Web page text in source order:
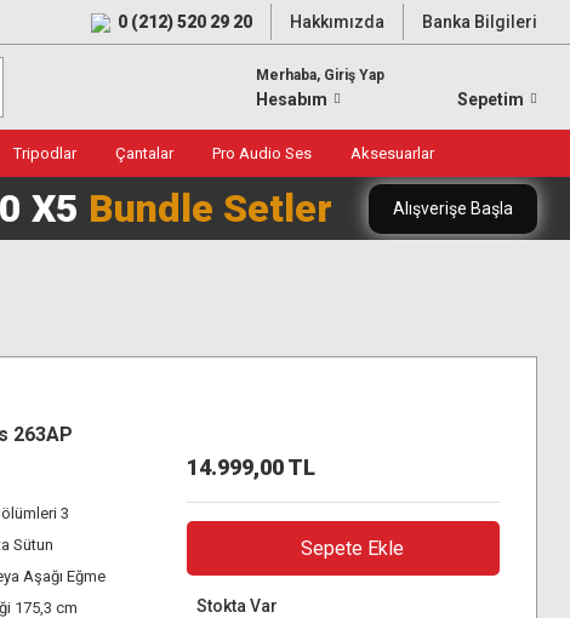
0 (212) 520 29 20 Hakkımızda Banka Bilgileri
Merhaba, Giriş Yap
Hesabım Sepetim
Tripodlar Çantalar Pro Audio Ses Aksesuarlar
X5 Bundle Setler Alışverişe Başla
263AP
3
Sütun
Aşağı Eğme
175,3 cm
14.999,00 TL
Sepete Ekle
Stokta Var